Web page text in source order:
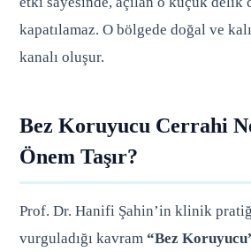
kapatılamaz. O bölgede doğal ve
kanalı oluşur.
Bez Koruyucu Cerrahi
Önem Taşır?
Prof. Dr. Hanifi Şahin’in klinik
vurguladığı kavram“Bez